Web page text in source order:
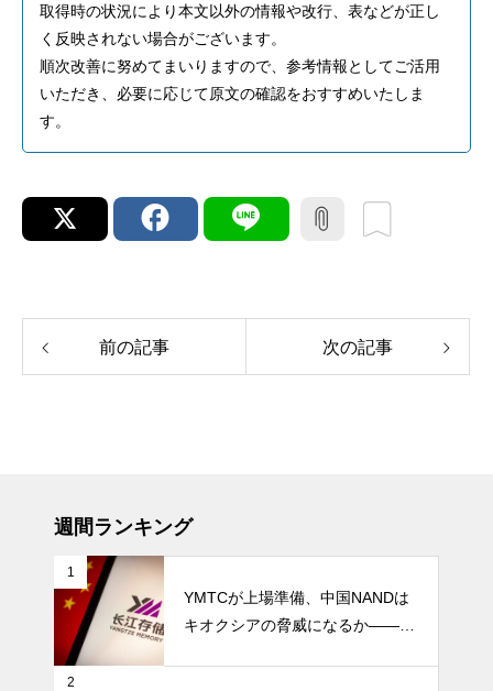
取得時の状況により本文以外の情報や改行、表などが正し
く反映されない場合がございます。
順次改善に努めてまいりますので、参考情報としてご活用
いただき、必要に応じて原文の確認をおすすめいたしま
す。
前の記事 次の記事
週間ランキング
1
YMTCが上場準備、中国NANDは
キオクシアの脅威になるか――AI
2